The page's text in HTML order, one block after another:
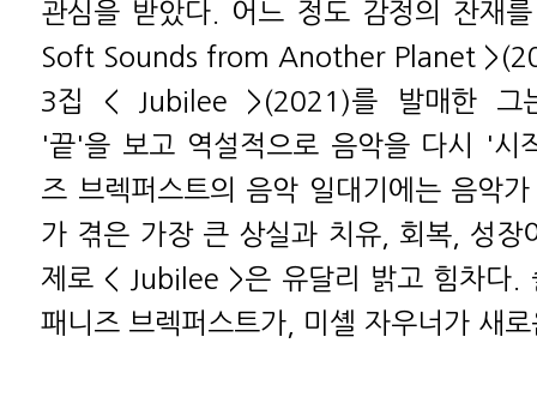
관심을 받았다. 어느 정도 감정의 잔재
Soft Sounds from Another Planet
3집 < Jubilee >(2021)를 발매한 그
'끝'을 보고 역설적으로 음악을 다시 '시
즈 브렉퍼스트의 음악 일대기에는 음악
가 겪은 가장 큰 상실과 치유, 회복, 성장
제로 < Jubilee >은 유달리 밝고 힘차다.
패니즈 브렉퍼스트가, 미셸 자우너가 새